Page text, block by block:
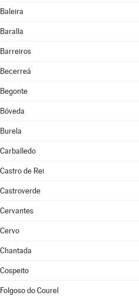
Baleira
Baralla
Barreiros
Becerreá
Begonte
Bóveda
Burela
Carballedo
Castro de Rei
Castroverde
Cervantes
Cervo
Chantada
Cospeito
Folgoso do Courel